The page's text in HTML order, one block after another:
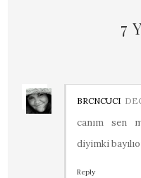
7
BRCNCUCI
canım sen
diyimki
Reply